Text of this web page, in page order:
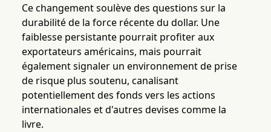
Ce changement soulève des questions sur la
durabilité de la force récente du dollar. Une
faiblesse persistante pourrait profiter aux
exportateurs américains, mais pourrait
également signaler un environnement de prise
de risque plus soutenu, canalisant
potentiellement des fonds vers les actions
internationales et d'autres devises comme la
livre.